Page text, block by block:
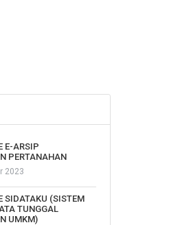
E-ARSIP
PERTANAHAN
2023
SIDATAKU (SISTEM
TUNGGAL
UMKM)